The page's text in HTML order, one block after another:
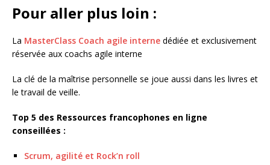
Pour aller plus loin :
La MasterClass Coach agile interne dédiée et exclusivement
réservée aux coachs agile interne
La clé de la maîtrise personnelle se joue aussi dans les livres et
le travail de veille.
Top 5 des Ressources francophones en ligne
conseillées :
Scrum, agilité et Rock’n roll